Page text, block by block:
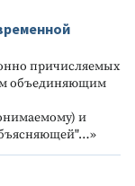
причисляемых
объединяющим
и